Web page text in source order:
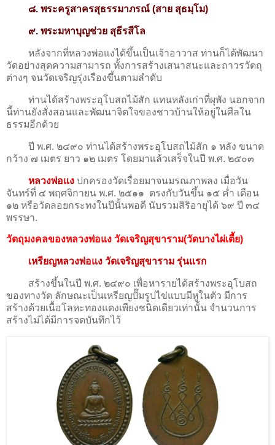
๘. พระครูสาครสุธรรมาภรณ์ (สาย สุธมฺโม)
๙. พระมหาบุญช่วย สุธีรสีโล
หลังจากที่หลวงพ่อแงได้ขึ้นเป็นเจ้าอาวาส ท่านก็ได้พัฒนา
วัดอย่างสุดความสามารถ ทั้งการสร้างเสนาสนะและถาวรวัตถุ
ต่างๆ จนวัดเจริญรุ่งเรืองขึ้นตามลำดับ
ท่านได้สร้างพระอุโบสถไม้สัก แทนหลังเก่าที่ผุพัง นอกจาก
นี้ท่านยังสั่งสอนและพัฒนาจิตใจของชาวบ้านให้อยู่ในศีลใน
ธรรมอีกด้วย
ปี พ.ศ. ๒๔๙๐ ท่านได้สร้างพระอุโบสถไม้สัก ๑ หลัง ขนาด
กว้าง ๗ เมตร ยาว ๑๒ เมตร โดยมาแล้วเสร็จในปี พ.ศ. ๒๕๐๓
หลวงพ่อแง ปกครองวัดเรื่อยมาจนมรณภาพลง เมื่อวัน
จันทร์ที่ ๔ พฤศจิกายน พ.ศ. ๒๕๑๑ ตรงกับวันขึ้น ๑๕ ค่ำ เดือน
๑๒ หรือวัดลอยกระทงในปีนั้นพอดี นับรวมสิริอายุได้ ๖๙ ปี ๓๔
พรรษา.
วัตถุมงคลของหลวงพ่อแง วัดเจริญสุขาราม(วัดบางไผ่เตี้ย)
เหรียญหลวงพ่อแง วัดเจริญสุขาราม รุ่นแรก
สร้างขึ้นในปี พ.ศ. ๒๔๙๐ เพื่อหารายได้สร้างพระอุโบสถ
ของทางวัด ลักษณะเป็นเหรียญปั๊มรูปไข่แบบมีหูในตัว มีการ
สร้างด้วยเนื้อโลหะทองแดงเพียงชนิดเดียวเท่านั้น จำนวนการ
สร้างไม่ได้มีการจดบันทึกไว้